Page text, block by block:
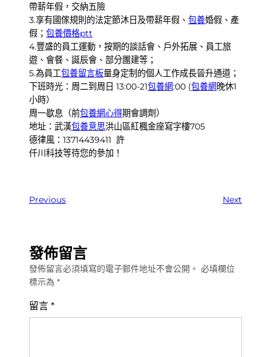
帶薪年假，交納五險
3.享有國傢規則的法定節沐日及帶薪年假、 包養婚假、產
假； 包養價格ptt
4.豐盛的員工運動，按期的談話會、戶外拓展、員工旅
遊、會餐、誕辰會、部分團建等；
5.為員工包養留言板量身定制的個人工作成長晉升通道；
下班時光：周二到周日 13:00-21包養網:00 (包養網 晚休1
小時）
周一歇息（前包養網心得期會調劑）
地址：武漢包養意思洪山區紅楓金座寫字樓705
德律風：13714439411 許
仟川科技等待您的參加！
Previous Next
發佈留言
發佈留言必須填寫的電子郵件地址不會公開。 必填欄位
標示為 *
留言 *